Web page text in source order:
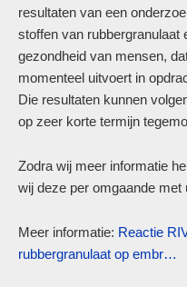
resultaten van een
stoffen van rubbergranulaat
gezondheid van mensen,
momenteel uitvoert in
Die resultaten kunnen
op zeer korte termijn
Zodra wij meer informatie
wij deze per omgaande met
Meer informatie: Reactie
rubbergranulaat op embr…